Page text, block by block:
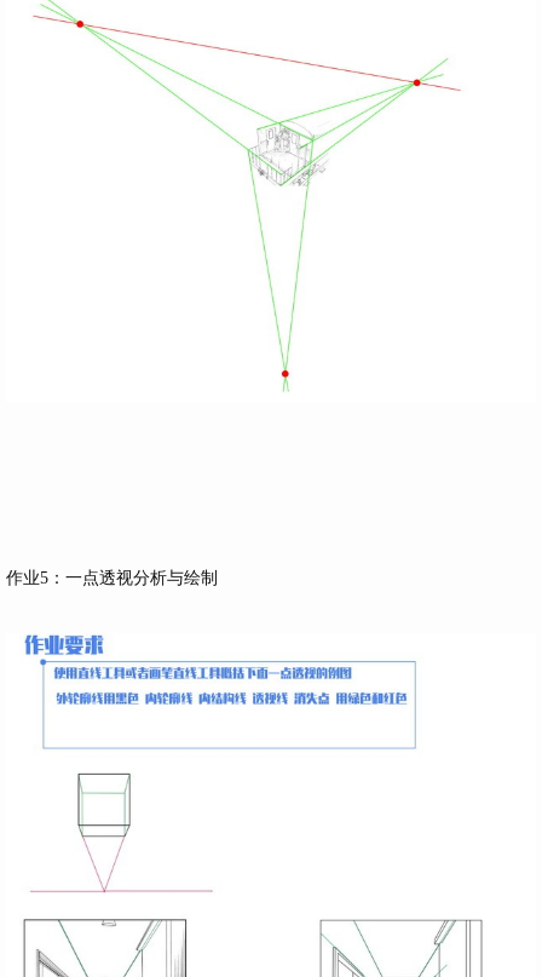
作业5：一点透视分析与绘制